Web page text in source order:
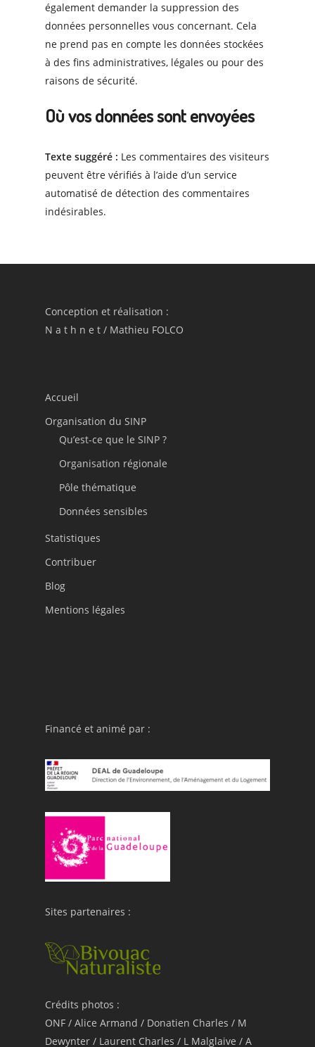
également demander la suppression des
données personnelles vous concernant. Cela
ne prend pas en compte les données stockées
à des fins administratives, légales ou pour des
raisons de sécurité.
Où vos données sont envoyées
Texte suggéré : Les commentaires des visiteurs
peuvent être vérifiés à l’aide d’un service
automatisé de détection des commentaires
indésirables.
Conception et réalisation :
N a t h n e t / Mathieu FOLCO
Accueil
Organisation du SINP
Qu’est-ce que le SINP ?
Organisation régionale
Pôle thématique
Données sensibles
Statistiques
Contribuer
Blog
Mentions légales
Financé et animé par :
Sites partenaires :
Crédits photos :
ONF / Alice Armand / Donatien Charles / M
Dewynter / Laurent Charles / L Malglaive / A